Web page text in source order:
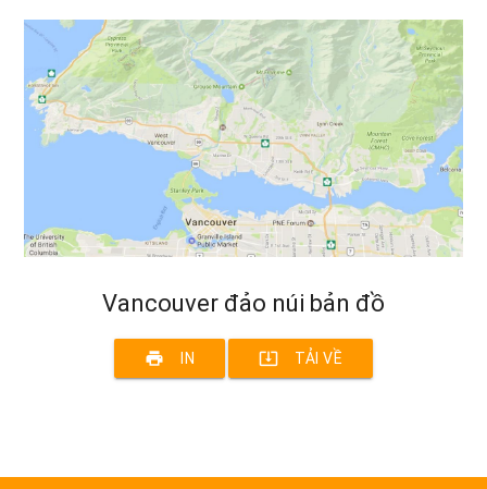
Vancouver đảo núi bản đồ
print IN system_update_alt TẢI VỀ